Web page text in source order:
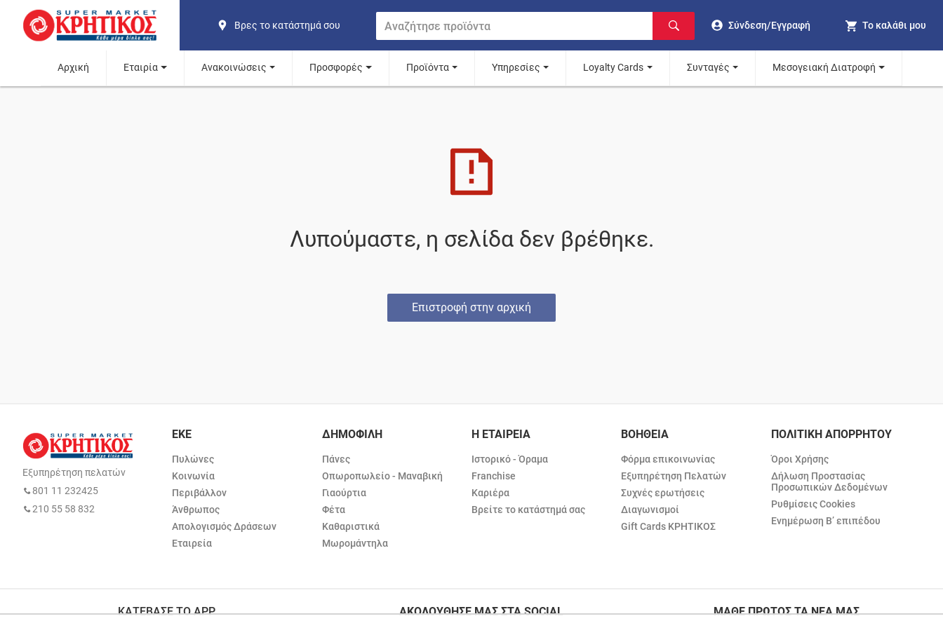
Βρες το κατάστημά σου Σύνδεση/Εγγραφή Το καλάθι μου
Αρχική Εταιρία Ανακοινώσεις Προσφορές Προϊόντα Υπηρεσίες Loyalty Cards Συνταγές Μεσογειακή Διατροφή
Λυπούμαστε, η σελίδα δεν βρέθηκε.
Επιστροφή στην αρχική
Εξυπηρέτηση πελατών
801 11 232425
210 55 58 832
ΕΚΕ
Πυλώνες
Κοινωνία
Περιβάλλον
Άνθρωπος
Απολογισμός Δράσεων
Εταιρεία
ΔΗΜΟΦΙΛΗ
Πάνες
Οπωροπωλείο - Μαναβική
Γιαούρτια
Φέτα
Καθαριστικά
Μωρομάντηλα
Η ΕΤΑΙΡΕΙΑ
Ιστορικό - Όραμα
Franchise
Καριέρα
Βρείτε το κατάστημά σας
ΒΟΗΘΕΙΑ
Φόρμα επικοινωνίας
Εξυπηρέτηση Πελατών
Συχνές ερωτήσεις
Διαγωνισμοί
Gift Cards ΚΡΗΤΙΚΟΣ
ΠΟΛΙΤΙΚΗ ΑΠΟΡΡΗΤΟΥ
Όροι Χρήσης
Δήλωση Προστασίας
Προσωπικών Δεδομένων
Ρυθμίσεις Cookies
Ενημέρωση Β’ επιπέδου
ΚΑΤΕΒΑΣΕ ΤΟ APP ΑΚΟΛΟΥΘΗΣΕ ΜΑΣ ΣΤΑ SOCIAL ΜΑΘΕ ΠΡΩΤΟΣ ΤΑ ΝΕΑ ΜΑΣ